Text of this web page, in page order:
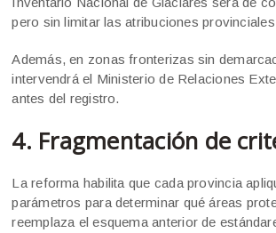
pero sin limitar las atribuciones
Además, en zonas fronterizas sin
intervendrá el Ministerio de Relaciones
antes del registro.
4. Fragmentación de
La reforma habilita que cada provincia
parámetros para determinar qué áreas
reemplaza el esquema anterior de